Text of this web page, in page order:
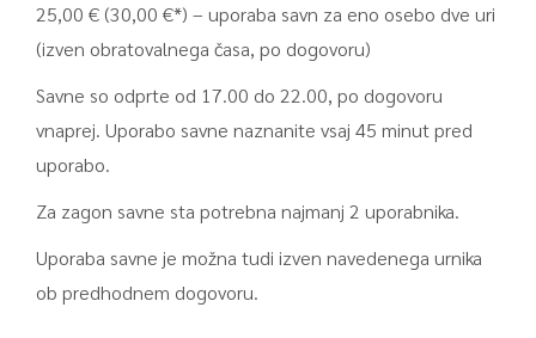
25,00 € (30,00 €*) – uporaba savn za eno osebo dve uri
(izven obratovalnega časa, po dogovoru)
Savne so odprte od 17.00 do 22.00, po dogovoru
vnaprej. Uporabo savne naznanite vsaj 45 minut pred
uporabo.
Za zagon savne sta potrebna najmanj 2 uporabnika.
Uporaba savne je možna tudi izven navedenega urnika
ob predhodnem dogovoru.